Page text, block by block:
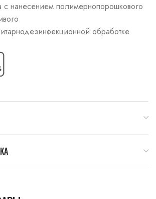
с нанесением полимернопорошкового
обработке